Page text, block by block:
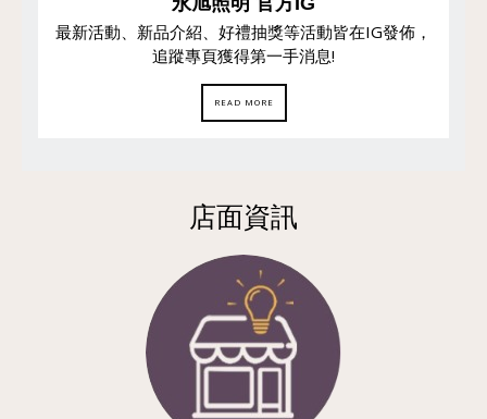
最新活動、新品介紹、好禮抽獎等活動皆在IG發佈，
追蹤專頁獲得第一手消息!
READ MORE
店面資訊